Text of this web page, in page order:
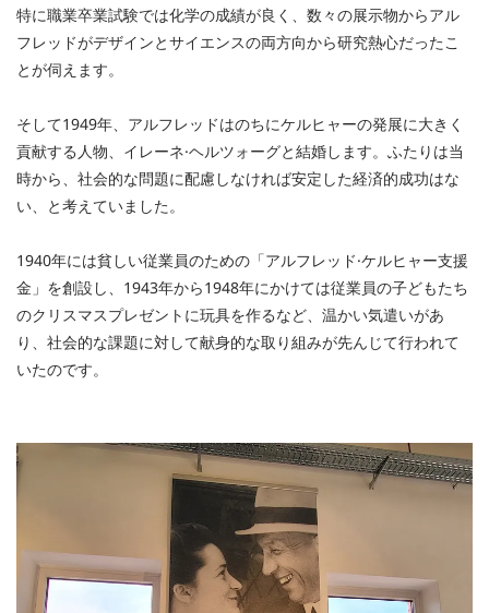
特に職業卒業試験では化学の成績が良く、数々の展示物からアル
フレッドがデザインとサイエンスの両方向から研究熱心だったこ
とが伺えます。
そして1949年、アルフレッドはのちにケルヒャーの発展に大きく
貢献する人物、イレーネ·ヘルツォーグと結婚します。ふたりは当
時から、社会的な問題に配慮しなければ安定した経済的成功はな
い、と考えていました。
1940年には貧しい従業員のための「アルフレッド·ケルヒャー支援
金」を創設し、1943年から1948年にかけては従業員の子どもたち
のクリスマスプレゼントに玩具を作るなど、温かい気遣いがあ
り、社会的な課題に対して献身的な取り組みが先んじて行われて
いたのです。